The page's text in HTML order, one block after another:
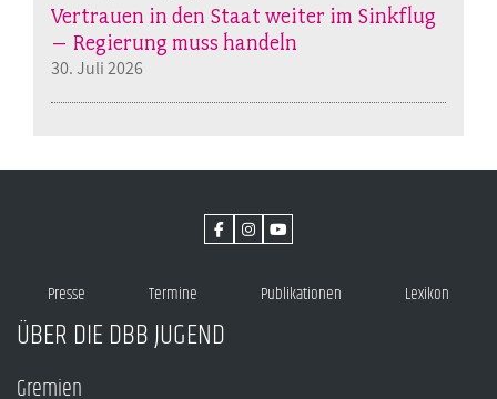
Vertrauen in den Staat weiter im Sinkflug
– Regierung muss handeln
30. Juli 2026
Presse Termine Publikationen Lexikon
ÜBER DIE DBB JUGEND
Gremien